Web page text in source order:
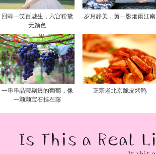
回眸一笑百魅生，六宫粉黛
无颜色
岁月静美，剪一影烟雨江南
一串串晶莹剔透的葡萄，像
一颗颗宝石挂在藤
正宗老北京脆皮烤鸭